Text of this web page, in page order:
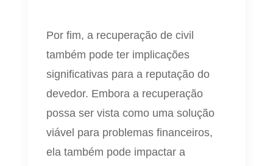
Por fim, a recuperação de civil
também pode ter implicações
significativas para a reputação do
devedor. Embora a recuperação
possa ser vista como uma solução
viável para problemas financeiros,
ela também pode impactar a